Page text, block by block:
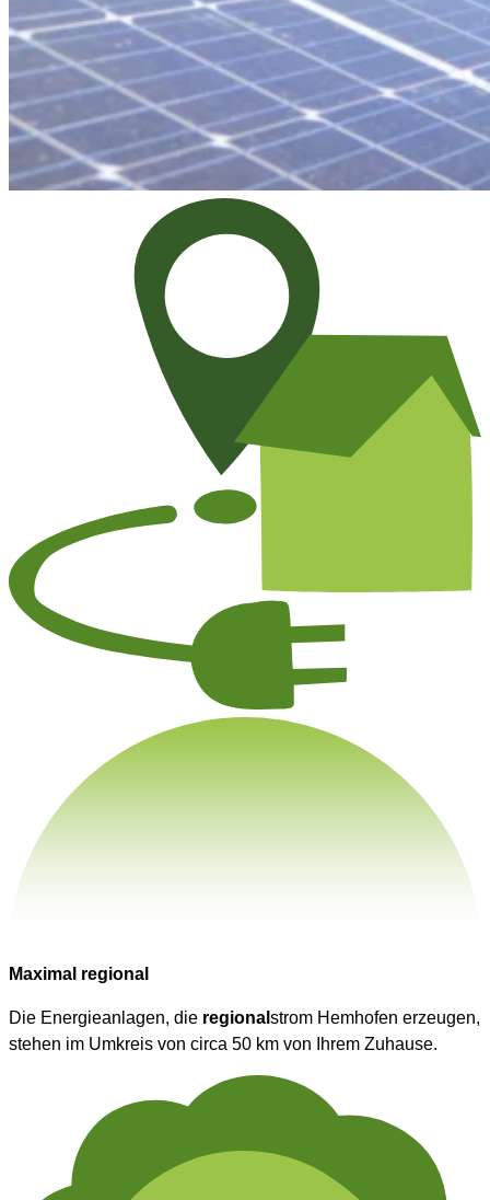
Maximal regional
Die Energieanlagen, die regional strom Hemhofen erzeugen,
stehen im Umkreis von circa 50 km von Ihrem Zuhause.